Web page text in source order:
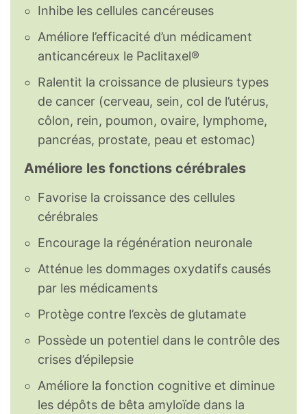
Inhibe les cellules cancéreuses
Améliore l’efficacité d’un médicament
anticancéreux le Paclitaxel®
Ralentit la croissance de plusieurs types
de cancer (cerveau, sein, col de l’utérus,
côlon, rein, poumon, ovaire, lymphome,
pancréas, prostate, peau et estomac)
Améliore les fonctions cérébrales
Favorise la croissance des cellules
cérébrales
Encourage la régénération neuronale
Atténue les dommages oxydatifs causés
par les médicaments
Protège contre l’excès de glutamate
Possède un potentiel dans le contrôle des
crises d’épilepsie
Améliore la fonction cognitive et diminue
les dépôts de bêta amyloïde dans la